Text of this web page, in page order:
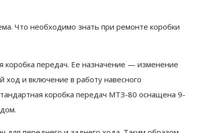
Что необходимо знать при ремонте коробки
передач. Ее назначение — изменение
ход и включение в работу навесного
коробка передач МТЗ-80 оснащена 9-